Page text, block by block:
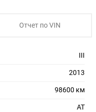
Отчет по VIN
III
2013
98600 км
AT